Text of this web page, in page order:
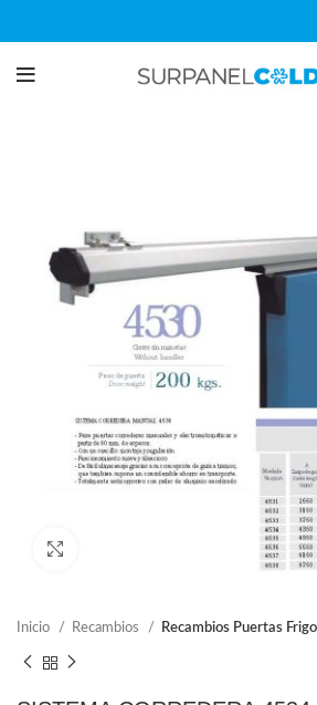
Inicio Recambios Recambios Puertas